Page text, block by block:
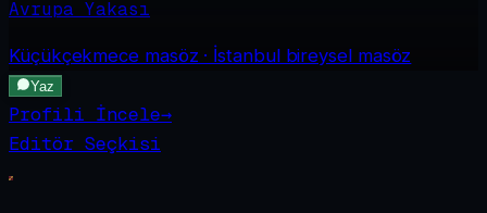
Avrupa Yakası
Küçükçekmece masöz · İstanbul bireysel masöz
Yaz
Profili İncele→
Editör Seçkisi